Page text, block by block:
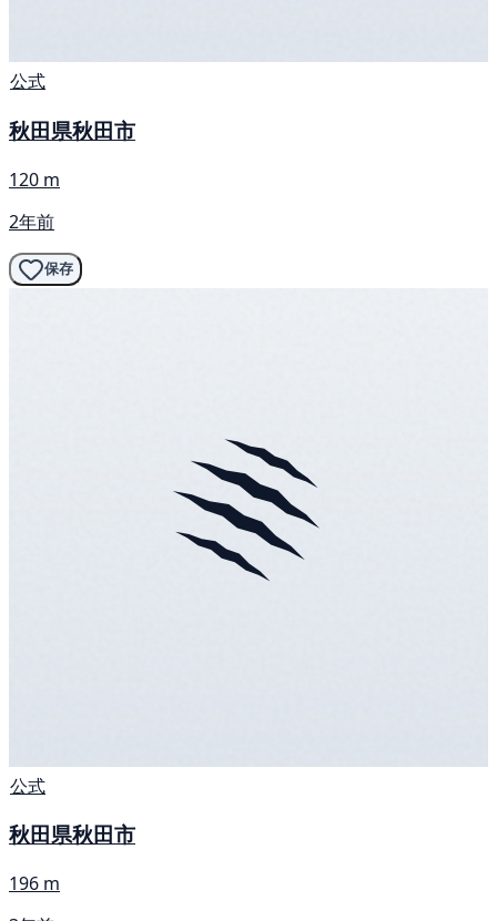
公式
秋田県秋田市
120 m
2年前
保存
公式
秋田県秋田市
196 m